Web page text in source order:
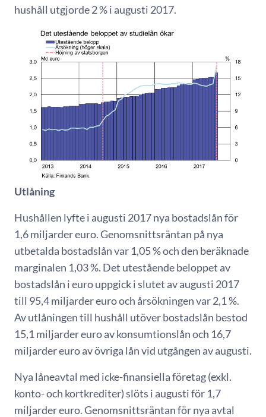
hushåll utgjorde 2 % i augusti 2017.
Utlåning
Hushållen lyfte i augusti 2017 nya bostadslån för
1,6 miljarder euro. Genomsnittsräntan på nya
utbetalda bostadslån var 1,05 % och den beräknade
marginalen 1,03 %. Det utestående beloppet av
bostadslån i euro uppgick i slutet av augusti 2017
till 95,4 miljarder euro och årsökningen var 2,1 %.
Av utlåningen till hushåll utöver bostadslån bestod
15,1 miljarder euro av konsumtionslån och 16,7
miljarder euro av övriga lån vid utgången av augusti.
Nya låneavtal med icke-finansiella företag (exkl.
konto- och kortkrediter) slöts i augusti för 1,7
miljarder euro. Genomsnittsräntan för nya avtal